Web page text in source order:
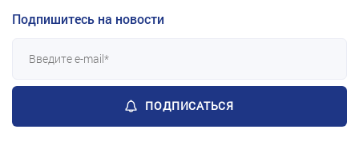
Подпишитесь на новости
ПОДПИСАТЬСЯ